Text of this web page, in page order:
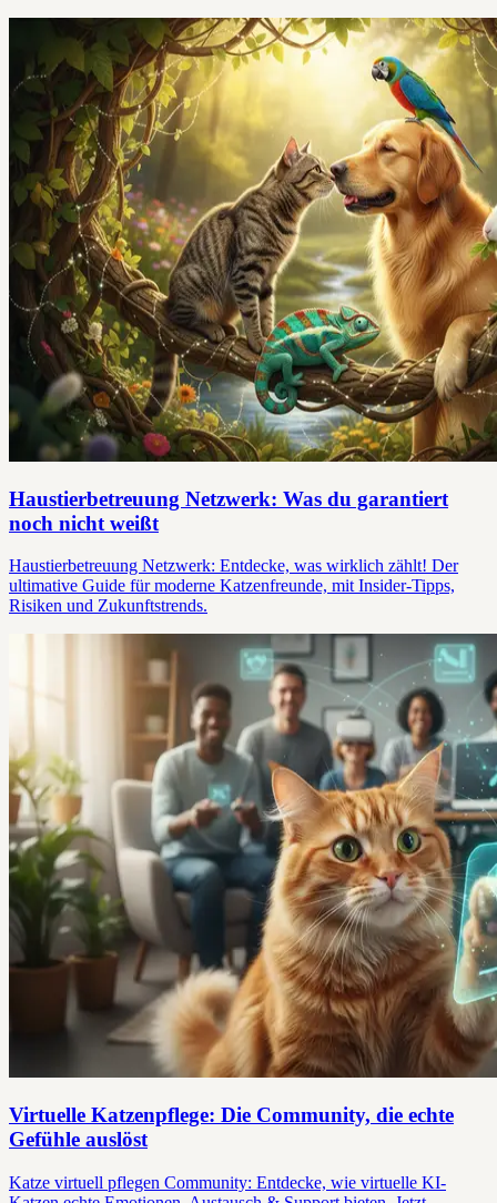
Haustierbetreuung Netzwerk: Was du garantiert
noch nicht weißt
Haustierbetreuung Netzwerk: Entdecke, was wirklich zählt! Der
ultimative Guide für moderne Katzenfreunde, mit Insider-Tipps,
Risiken und Zukunftstrends.
Virtuelle Katzenpflege: Die Community, die echte
Gefühle auslöst
Katze virtuell pflegen Community: Entdecke, wie virtuelle KI-